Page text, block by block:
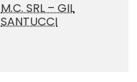
M.C. SRL – GIL
SANTUCCI